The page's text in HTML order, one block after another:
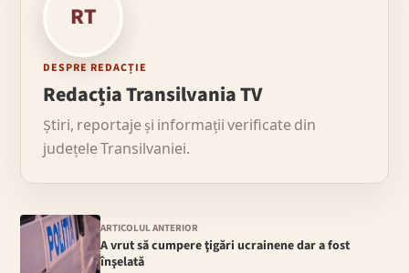
RT
DESPRE REDACȚIE
Redacția Transilvania TV
Știri, reportaje și informații verificate din
județele Transilvaniei.
ARTICOLUL ANTERIOR
A vrut să cumpere ţigări ucrainene dar a fost
înşelată